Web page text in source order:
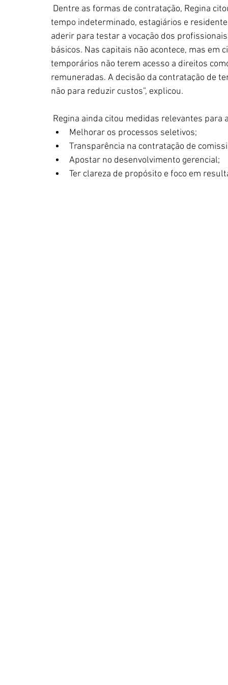
tempo indeterminado, estagiários e
aderir para testar a vocação dos
básicos. Nas capitais não acontece, mas em
temporários não terem acesso a direitos
remuneradas. A decisão da contratação de
não para reduzir custos”, explicou.
Regina ainda citou medidas relevantes para
Melhorar os processos seletivos;
Transparência na contratação de
Apostar no desenvolvimento gerencial;
Ter clareza de propósito e foco em